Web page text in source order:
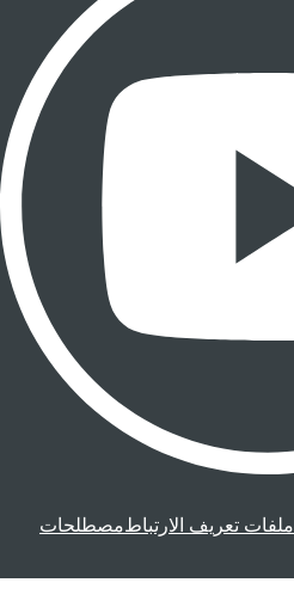
ملفات تعريف الارتباطمصطلحات